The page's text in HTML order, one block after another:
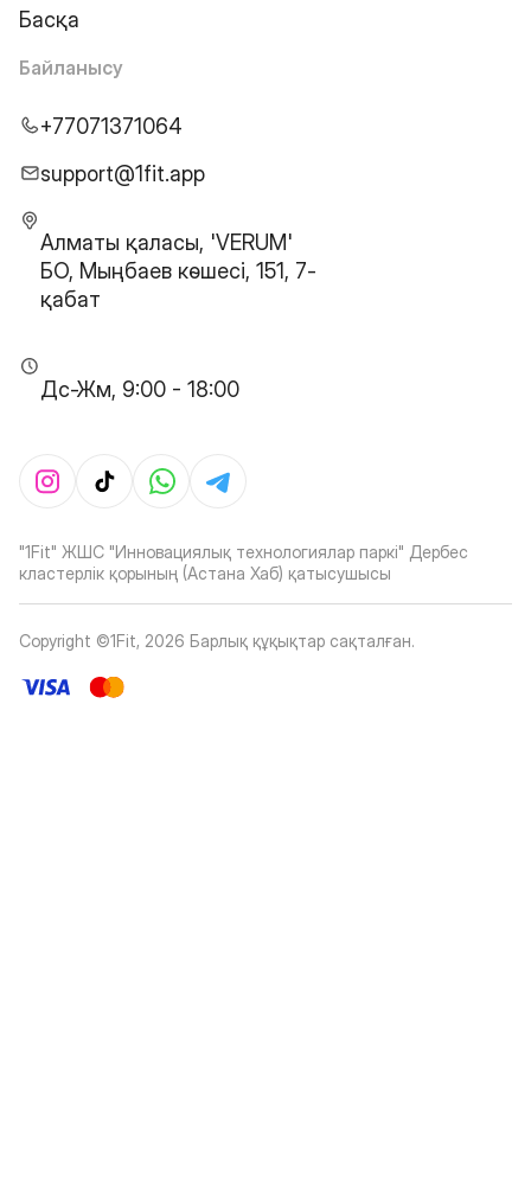
Басқа
Байланысу
+77071371064
support@1fit.app
Алматы қаласы, 'VERUM'
БО, Мыңбаев көшесі, 151, 7-
қабат
Дс-Жм, 9:00 - 18:00
"1Fit" ЖШС "Инновациялық технологиялар паркі" Дербес
кластерлік қорының (Астана Хаб) қатысушысы
Copyright ©1Fit, 2026 Барлық құқықтар сақталған.